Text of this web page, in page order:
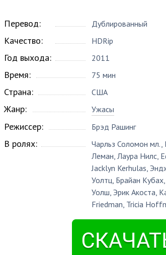
Перевод: Дублированный
Качество: HDRip
Год выхода: 2011
Время: 75 мин
Страна: США
Жанр: Ужасы
Режиссер: Брэд Рашинг
В ролях: Чарльз Соломон мл.,
Леман, Лаура Нилс,
Jacklyn Kerhulas,
Уолтц, Брайан Кубах,
Уолш, Эрик Акоста,
Friedman, Tricia